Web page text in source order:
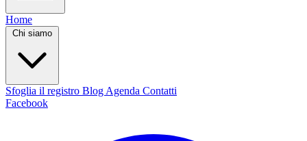
Home
Chi siamo
Sfoglia il registro Blog Agenda Contatti
Facebook